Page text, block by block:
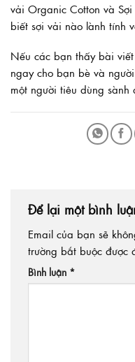
vải Organic Cotton và
biết sợi vải nào lành tính
Nếu các bạn thấy bài
ngay cho bạn bè và
một người tiêu dùng sành
Để lại một bình
Email của bạn sẽ
trường bắt buộc được
Bình luận *